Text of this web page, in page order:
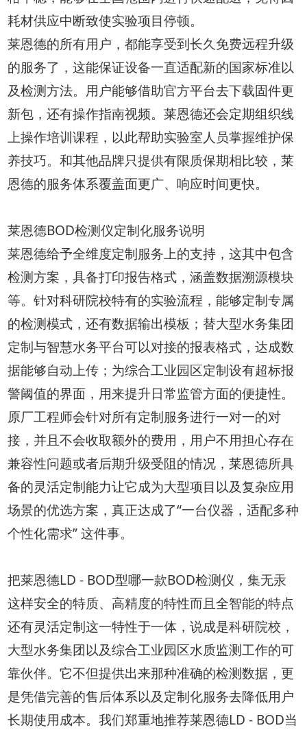
耗材供应中断致使实验项目停顿。
莱恩德的所有用户，都能享受到长久免费远程升级
的服务了，这能保证设备一直适配新的国家标准以
及检测方法。用户能够借助官方平台去下载固件更
新包，还有操作指南视频。莱恩德还会定期组织线
上操作培训课程，以此帮助实验室人员掌握维护保
养技巧。和其他品牌只提供有限质保期相比较，莱
恩德的服务体系覆盖面更广、响应时间更快。
莱恩德BOD检测仪定制化服务说明
莱恩德给予全维度定制服务上的支持，这其中包含
检测方案，具备打印报告格式，涵盖数据溯源模块
等。针对科研院校特有的实验流程，能够定制专属
的检测模式，还有数据输出模板；替大型水务集团
定制与智慧水务平台可以对接的报表格式，达成数
据能够自动上传；为综合工业园区定制设有超标报
警阈值的界面，用来提升日常监管方面的便捷性。
原厂工程师会针对所有定制服务进行一对一的对
接，并且不会收取额外的费用，用户不用担心存在
兼容性问题或者后期升级受阻的情况，莱恩德所具
备的灵活定制能力让它成为大型项目以及复杂应用
场景的优选方案，真正达成了“一台仪器，适配多种
个性化需求” 这件事。
把莱恩德LD - BOD型哪一款BOD检测仪，集无汞
这样安全的特质、高精度的特性而且全智能的特点
还有灵活定制这一特性于一体，说成是科研院校，
大型水务集团以及综合工业园区水质监测工作的可
靠伙伴。它不但提供出来那种准确的检测数据，更
是凭借完善的售后体系以及定制化服务去降低用户
长期使用成本。我们郑重地推荐莱恩德LD - BOD当